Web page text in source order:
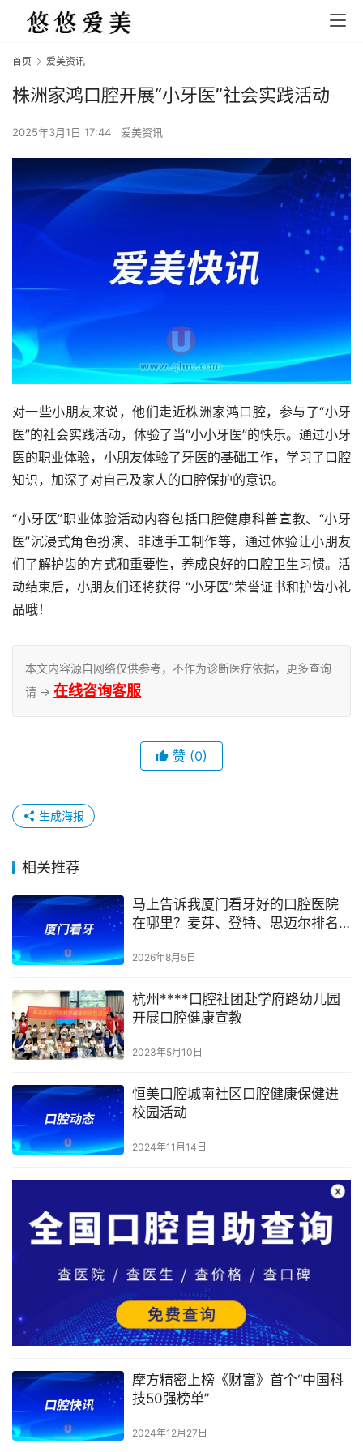
首页 爱美资讯
株洲家鸿口腔开展“小牙医”社会实践活动
2025年3月1日 17:44 爱美资讯
对一些小朋友来说，他们走近株洲家鸿口腔，参与了“小牙
医”的社会实践活动，体验了当“小小牙医”的快乐。通过小牙
医的职业体验，小朋友体验了牙医的基础工作，学习了口腔
知识，加深了对自己及家人的口腔保护的意识。
“小牙医”职业体验活动内容包括口腔健康科普宣教、“小牙
医”沉浸式角色扮演、非遗手工制作等，通过体验让小朋友
们了解护齿的方式和重要性，养成良好的口腔卫生习惯。活
动结束后，小朋友们还将获得 “小牙医”荣誉证书和护齿小礼
品哦！
本文内容源自网络仅供参考，不作为诊断医疗依据，更多查询
请 → 在线咨询客服
赞 (0)
生成海报
相关推荐
马上告诉我厦门看牙好的口腔医院
在哪里？麦芽、登特、思迈尔排名
2026年8月5日
杭州****口腔社团赴学府路幼儿园
开展口腔健康宣教
2023年5月10日
恒美口腔城南社区口腔健康保健进
校园活动
2024年11月14日
摩方精密上榜《财富》首个“中国科
技50强榜单”
2024年12月27日